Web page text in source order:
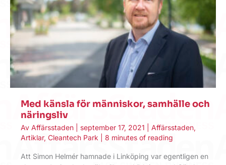
Med känsla för människor, samhälle och
näringsliv
Av Affärsstaden september 17, 2021 Affärsstaden,
Artiklar, Cleantech Park 8 minutes of reading
Att Simon Helmér hamnade i Linköping var egentligen en